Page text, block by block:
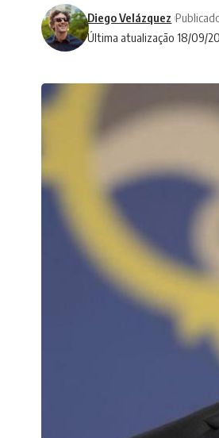
Última atualização 18/09/
Diego Velázquez